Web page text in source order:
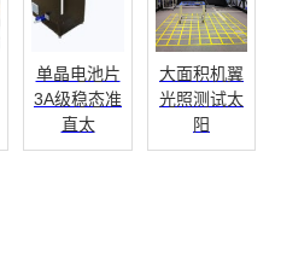
单晶电池片
3A级稳态准
直太
大面积机翼
光照测试太
阳